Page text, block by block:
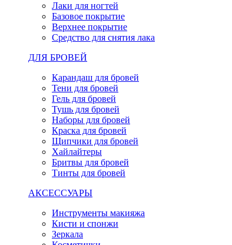
Лаки для ногтей
Базовое покрытие
Верхнее покрытие
Средство для снятия лака
ДЛЯ БРОВЕЙ
Карандаш для бровей
Тени для бровей
Гель для бровей
Тушь для бровей
Наборы для бровей
Краска для бровей
Щипчики для бровей
Хайлайтеры
Бритвы для бровей
Тинты для бровей
АКСЕССУАРЫ
Инструменты макияжа
Кисти и спонжи
Зеркала